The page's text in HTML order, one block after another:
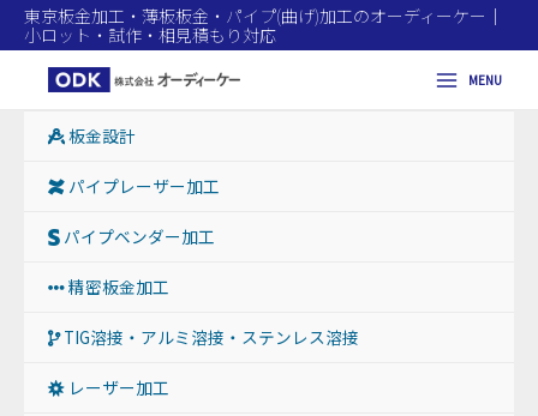
東京板金加工・薄板板金・パイプ(曲げ)加工のオーディーケー｜
小ロット・試作・相見積もり対応
MENU
板金設計
パイプレーザー加工
パイプベンダー加工
精密板金加工
TIG溶接・アルミ溶接・ステンレス溶接
レーザー加工